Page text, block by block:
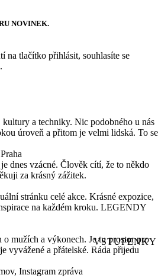
NOVINEK.
na tlačítko přihlásit, souhlasíte se
a techniky. Nic podobného u nás
úroveň a přitom je velmi lidská. To se
dnes vzácné. Člověk cítí, že to někdo
za krásný zážitek.
stránku celé akce. Krásné expozice,
na každém kroku. LEGENDY
mužích a výkonech. Je tu prostor pro
vyvážené a přátelské. Ráda přijedu
Instagram zpráva
VSTUPENKY